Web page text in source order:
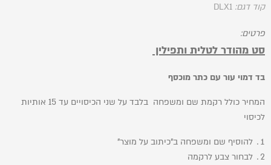
קוד דגם: DLX1
פרטים:
סט מהודר לטלית ותפילין
בד דמוי עור עם כתר מוכסף
המחיר כולל רקמת שם ומשפחה בלבד על שני הכיסויים עד 15 אותיות
לכיסוי
להוסיף שם ומשפחה ב"כיתוב על מוצר"
לבחור צבע לרקמה